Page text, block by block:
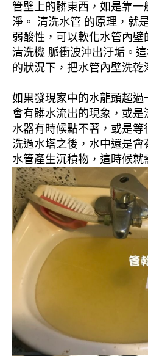
管壁上的髒東西，如是靠
淨。 清洗水管 的原理，就
弱酸性，可以軟化水管內
清洗機 脈衝波沖出汙垢。
的狀況下，把水管內壁洗乾
如果發現家中的水龍頭超過
會有髒水流出的現象，或
水器有時候點不著，或是
洗過水塔之後，水中還是
水管產生沉積物，這時候就